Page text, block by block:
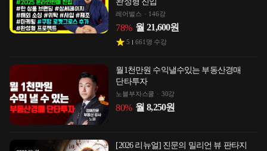
레어벌스 146강
78% 월 21,600원
5 661 명 수강
월1천만원 수익낼수있는 부동산경매
단타투자
노블부자스쿨 30강
80% 월 8,250원
[2026 리뉴얼] 진문의 밀리언 뷰 판타지